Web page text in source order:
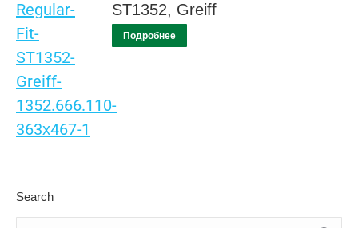
ST1352, Greiff
Подробнее
Search